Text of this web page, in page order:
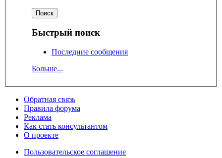
Быстрый поиск
Последние сообщения
Больше...
Обратная связь
Правила форума
Реклама
Как стать консультантом
О проекте
Пользовательское соглашение